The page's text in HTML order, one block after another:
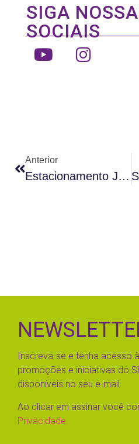
SIGA
SOCIAIS
Anterior
Estacionamento Jardim Norte
Inscreva-se e tenha acesso
promoções e iniciativas do
disponíveis no seu e-mail.
Ao clicar em assinar você
Privacidade.